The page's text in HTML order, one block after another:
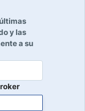
y las
a su